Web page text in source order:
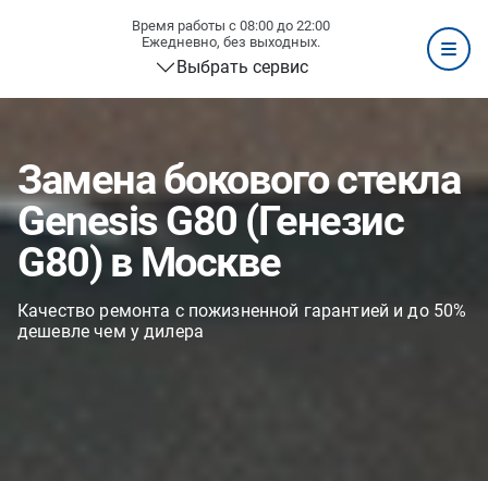
Время работы с 08:00 до 22:00
Ежедневно, без выходных.
Выбрать сервис
Замена бокового стекла
Genesis G80 (Генезис
G80) в Москве
Качество ремонта с пожизненной гарантией и до 50%
дешевле чем у дилера